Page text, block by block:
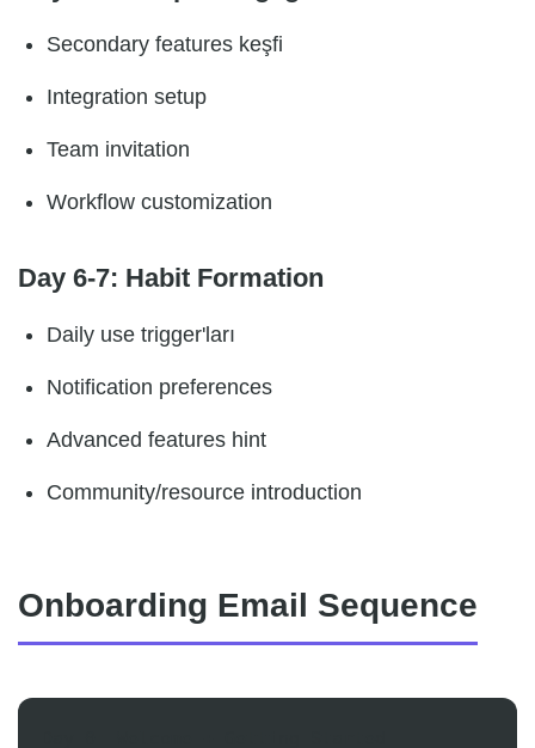
Secondary features keşfi
Integration setup
Team invitation
Workflow customization
Day 6-7: Habit Formation
Daily use trigger'ları
Notification preferences
Advanced features hint
Community/resource introduction
Onboarding Email Sequence